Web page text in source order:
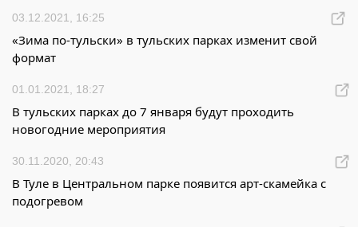
03.12.2021, 16:25
«Зима по-тульски» в тульских парках изменит свой
формат
01.01.2021, 18:27
В тульских парках до 7 января будут проходить
новогодние мероприятия
30.11.2020, 20:43
В Туле в Центральном парке появится арт-скамейка с
подогревом